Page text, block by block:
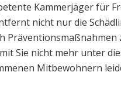
Kammerjäger für
nicht nur die
Sie nicht mehr unter
Mitbewohnern